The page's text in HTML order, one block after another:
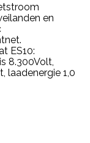
en
ES10:
8.300Volt,
laadenergie 1,0